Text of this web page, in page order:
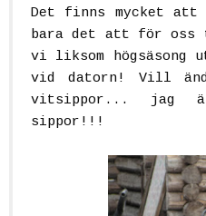
Det finns mycket att
bara det att för oss
vi liksom
vid datorn! Vill
vitsippor... jag
sippor!!!